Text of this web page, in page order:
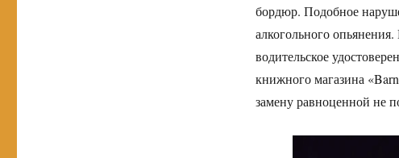
бордюр. Подобное
алкогольного
водительское
книжного магазина
замену равноценной не